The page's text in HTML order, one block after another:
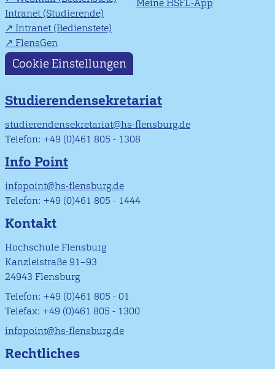
Intranet (Studierende)
Intranet (Bedienstete)
FlensGen
Meine HSFL-App
Cookie Einstellungen
Studierendensekretariat
studierendensekretariat@hs-flensburg.de
Telefon: +49 (0)461 805 - 1308
Info Point
infopoint@hs-flensburg.de
Telefon: +49 (0)461 805 - 1444
Kontakt
Hochschule Flensburg
Kanzleistraße 91–93
24943 Flensburg
Telefon: +49 (0)461 805 - 01
Telefax: +49 (0)461 805 - 1300
infopoint@hs-flensburg.de
Rechtliches